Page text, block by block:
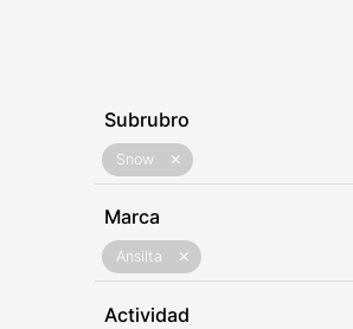
Subrubro
Snow close
Marca
Ansilta close
Actividad